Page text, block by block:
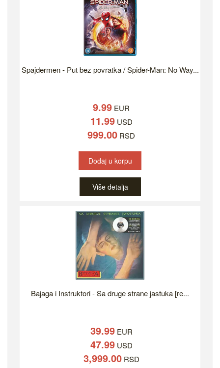
Spajdermen - Put bez povratka / Spider-Man: No Way...
9.99 EUR
11.99USD
999.00 RSD
Dodaj u korpu
Više detalja
Bajaga i Instruktori - Sa druge strane jastuka [re...
39.99EUR
47.99USD
3,999.00RSD